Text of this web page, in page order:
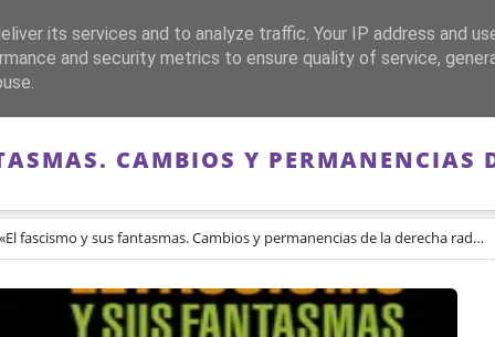
FRANQUISMO GUERRA DE ESPAÑA MEMORIA
CAMBIOS Y PERMANENCIAS
«El fascismo y sus fantasmas. Cambios y permanencias de la derecha radical.»
its services and to analyze traffic. Your IP address and
and security metrics to ensure quality of service,